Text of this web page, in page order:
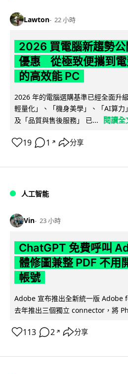
Lawton 22 小時
2026 買電腦新趨勢公
優惠 從極致便攜到電
的高效能 PC
2026 年的電腦選購基準已經全面升
輕量化」、「機身美學」、「AI算力
及「品質與售後服務」 已...
閱讀全
19 1 ↗ 分享
人工智能
Vin 23 小時
ChatGPT 免費呼叫
體修圖兼整 PDF 不用
帳號
Adobe 宣布推出全新統一版 Adobe
去年推出三個獨立 connector，將
113 2 ↗ 分享